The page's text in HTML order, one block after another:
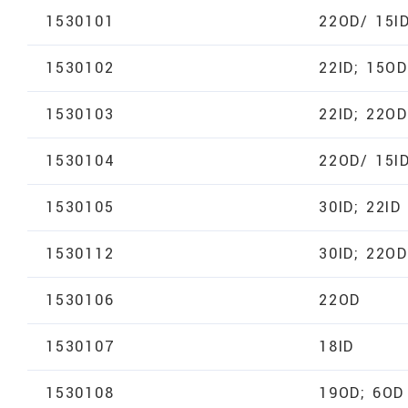
1530101 22OD/ 15ID
1530102 22ID; 15OD
1530103 22ID; 22OD
1530104 22OD/
1530105 30ID; 22ID
1530112 30ID; 22OD
1530106 22OD
1530107 18ID
1530108 19OD; 6OD